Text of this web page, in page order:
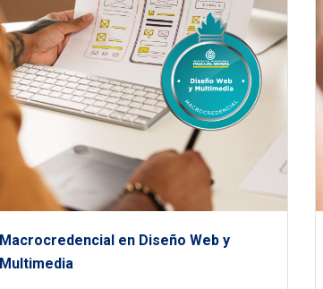
Macrocredencial en Diseño Web y
Multimedia